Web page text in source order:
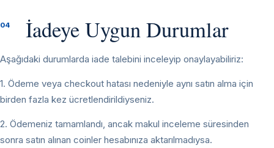
04 İadeye Uygun Durumlar
Aşağıdaki durumlarda iade talebini inceleyip onaylayabiliriz:
1. Ödeme veya checkout hatası nedeniyle aynı satın alma için
birden fazla kez ücretlendirildiyseniz.
2. Ödemeniz tamamlandı, ancak makul inceleme süresinden
sonra satın alınan coinler hesabınıza aktarılmadıysa.